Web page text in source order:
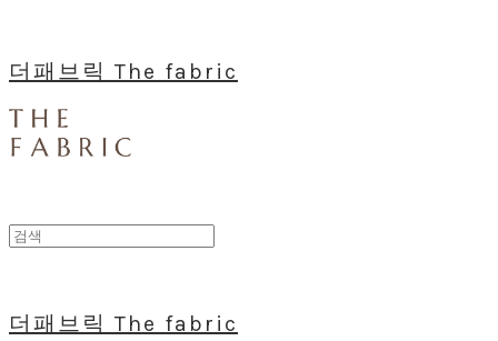
더패브릭 The fabric
더패브릭 The fabric